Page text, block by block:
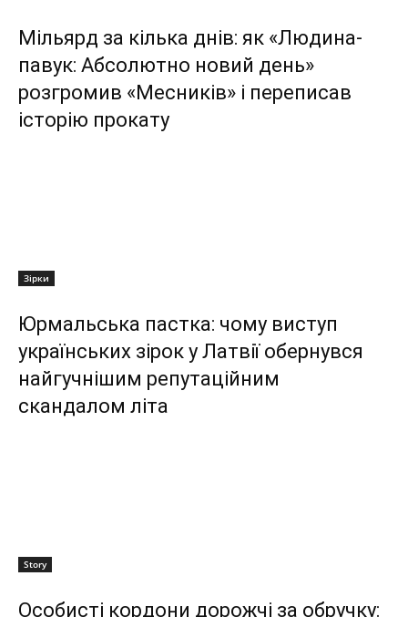
Мільярд за кілька днів: як «Людина-
павук: Абсолютно новий день»
розгромив «Месників» і переписав
історію прокату
Зірки
Юрмальська пастка: чому виступ
українських зірок у Латвії обернувся
найгучнішим репутаційним
скандалом літа
Story
Особисті кордони дорожчі за обручку: